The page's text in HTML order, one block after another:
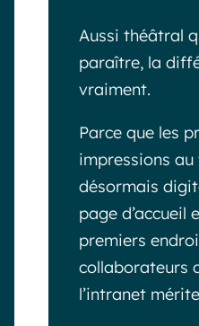
Aussi théâtral
paraître, la
vraiment.
Parce que les
impressions
désormais
page d’accueil
premiers
collaborateurs
l’intranet